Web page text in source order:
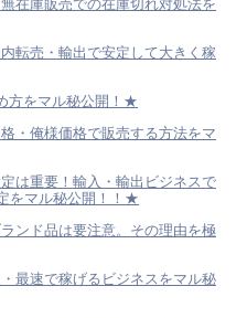
在庫販売での在庫切れ対処法を
転売・輸出で安定して大きく稼
方をマル秘公開！★
・俺様価格で販売する方法をマ
は重要！輸入・輸出ビジネスで
をマル秘公開！！★
ンド品は要注意。その理由を極
最速で稼げるビジネスをマル秘